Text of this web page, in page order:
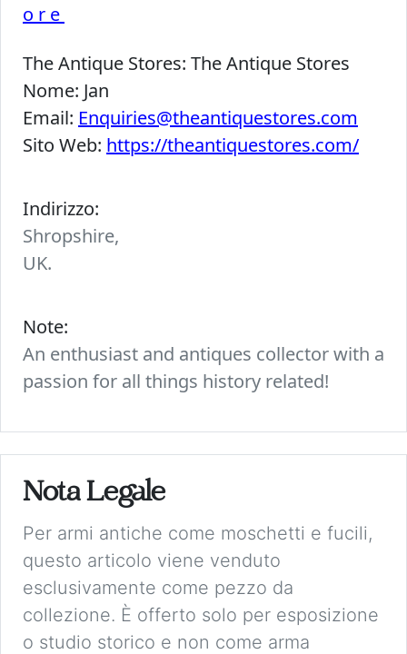
ore
The Antique Stores: The Antique Stores
Nome: Jan
Email: Enquiries@theantiquestores.com
Sito Web: https://theantiquestores.com/
Indirizzo:
Shropshire,
UK.
Note:
An enthusiast and antiques collector with a
passion for all things history related!
Nota Legale
Per armi antiche come moschetti e fucili,
questo articolo viene venduto
esclusivamente come pezzo da
collezione. È offerto solo per esposizione
o studio storico e non come arma